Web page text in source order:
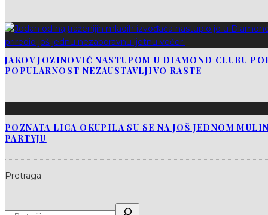
JAKOV JOZINOVIĆ NASTUPOM U DIAMOND CLUBU
POPULARNOST NEZAUSTAVLJIVO RASTE
POZNATA LICA OKUPILA SU SE NA JOŠ JEDNOM
PARTYJU
Pretraga